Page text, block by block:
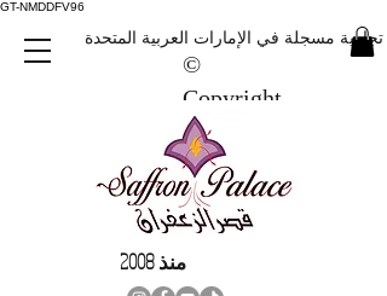
GT-NMDDFV96
تجارية مسجلة في الإمارات العربية المتحدة
©
Copyright
منذ 2008